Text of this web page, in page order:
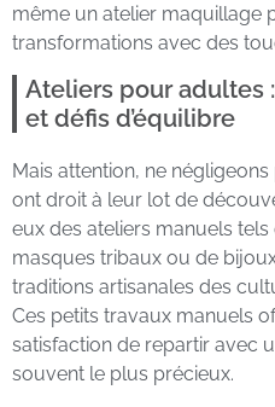
même un atelier maquillage
transformations avec des
Ateliers pour adultes
et défis d’équilibre
Mais attention, ne
ont droit à leur lot de
eux des ateliers manuels
masques tribaux ou de
traditions artisanales des
Ces petits travaux manuels
satisfaction de repartir avec
souvent le plus précieux.